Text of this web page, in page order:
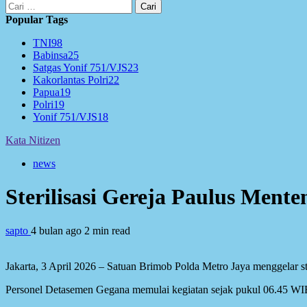
Cari
untuk:
Popular Tags
TNI98
Babinsa25
Satgas Yonif 751/VJS23
Kakorlantas Polri22
Papua19
Polri19
Yonif 751/VJS18
Kata Nitizen
news
Sterilisasi Gereja Paulus
sapto 4 bulan ago 2 min read
Jakarta, 3 April 2026 – Satuan Brimob Polda Metro Jaya menggelar
Personel Detasemen Gegana memulai kegiatan sejak pukul 06.45